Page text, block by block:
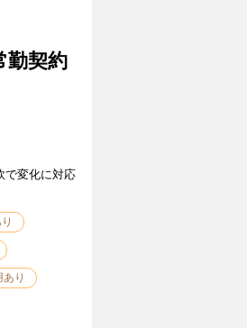
勤契約
で変化に対応
り